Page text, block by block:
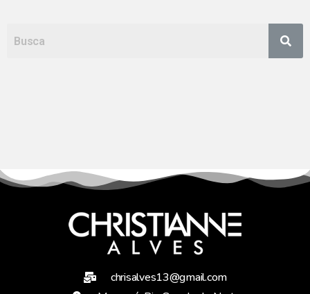
chrisalves13@gmail.com